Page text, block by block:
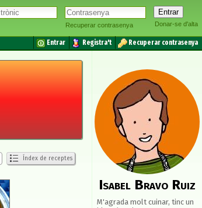
Recuperar contrasenya Donar-se d'alta
Entrar Registra't
Recuperar contrasenya
Índex de receptes
Isabel Bravo Ruiz
M'agrada molt cuinar, tinc un